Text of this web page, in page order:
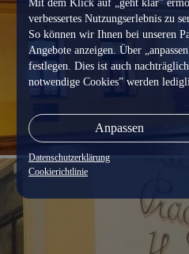
Mit dem Klick auf „geht klar”
verbessertes Nutzungserlebnis zu
So können wir Ihnen bei unseren
Angebote anzeigen. Über
festlegen. Dies ist auch
notwendige Cookies” werden
Anpassen
Datenschutzerklärung
Cookierichtlinie